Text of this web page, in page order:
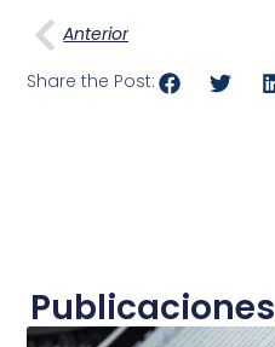
Anterior
Share the Post: